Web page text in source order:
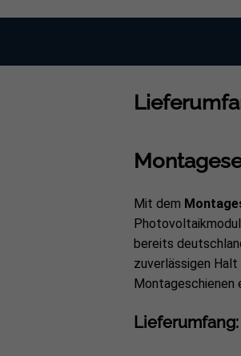
Mit dem
bereits
zuverlässigen
Montageschienen
Lieferumfang: